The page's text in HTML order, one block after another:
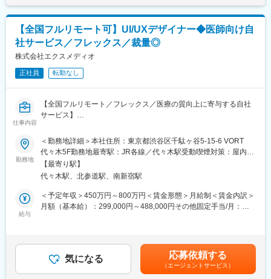
やすく、科学的に正しく作成いただきます。
【取り扱い製品例】
■医療用医薬品の製品情報概要
■効果効能や臨床試験等のパンフレット
■座談会等の記録集
■MRの研修テキスト
■患者向け説明冊子
■Webサイトをはじめとする各種デジタル資材等
企画制作部は20名程度の部署になります。チーム体制で業務を行
っており、1チームにつき5～7名で構成さています。製薬企業か
ら転職してきた方が多くいらっしゃり、経験・知識豊富なスタッ
フが揃っています。
【キャリアパス】
ゆくゆくは販促資材の企画立案もお任せしたいと考えています。
【弊社の特徴】
す。
【全国フルリモート可】UI/UXデザイナー◆医師向け自
社サービス／フレックス／裁量◎
株式会社エクスメディオ
正社員 転勤なし
仕事内容
【全国フルリモート／フレックス／医療の質向上に寄与する自社
サービス】
医師専用Webサービス・アプリを運営する当社にて、「ヒポク
ラ」のUI/UXデザイナーをお任せします。
■業務内容：
医師という専門性の高いユーザーに向き合い、プロダクト・マー
ケティング・ブランディングまで横断的に関わることができま
す。PM・開発ディレクター・エンジニアと連携しながら、UI/UX
っていただきたいと考えています。
勤務地
＜勤務地詳細＞本社住所：東京都渋谷区千駄ヶ谷5-15-6 VORT
代々木5F勤務地最寄駅：JR各線／代々木駅受動喫煙対策：屋内全
面禁煙変更の範囲：会社の定める事業所（リモートワーク含む）
【最寄り駅】
代々木駅、北参道駅、南新宿駅
給与
＜予定年収＞450万円～800万円＜賃金形態＞月給制＜賃金内訳＞
月額（基本給）：299,000円～488,000円その他固定手当/月：
残業手当＞有＜給与補足＞■上記「その他固定手当」：在宅勤務手
当賃金はあくまでも目安の金額であり、選考を通じて上下する可
能性があります。月給(月額)は固定手当を含めた表記です。
気になる 応募依頼する
（エージェントサービス）